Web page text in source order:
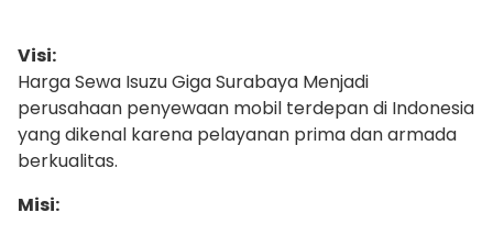
Visi:
Harga Sewa Isuzu Giga Surabaya Menjadi
perusahaan penyewaan mobil terdepan di Indonesia
yang dikenal karena pelayanan prima dan armada
berkualitas.
Misi: